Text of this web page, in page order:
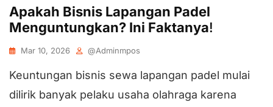
Apakah Bisnis Lapangan Padel
Menguntungkan? Ini Faktanya!
Mar 10, 2026 @adminmpos
Keuntungan bisnis sewa lapangan padel mulai
dilirik banyak pelaku usaha olahraga karena